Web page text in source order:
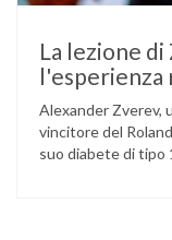
La lezione
l'esperienza
Alexander Zverev,
vincitore del
suo diabete di tipo